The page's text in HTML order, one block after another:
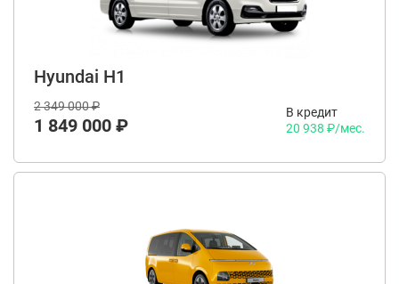
Hyundai H1
2 349 000 ₽
1 849 000 ₽
В кредит
20 938 ₽/мес.